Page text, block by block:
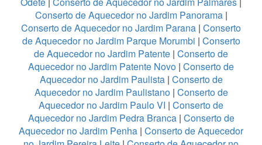
Conserto de Aquecedor no Jardim Panorama|
Conserto de Aquecedor no Jardim Parana | Conserto
de Aquecedor no Jardim Parque Morumbi | Conserto
de Aquecedor no Jardim Patente | Conserto de
Aquecedor no Jardim Patente Novo | Conserto de
Aquecedor no Jardim Paulista| Conserto de
Aquecedor no Jardim Paulistano| Conserto de
Aquecedor no Jardim Paulo VI | Conserto de
Aquecedor no Jardim Pedra Branca| Conserto de
Aquecedor no Jardim Penha | Conserto de Aquecedor